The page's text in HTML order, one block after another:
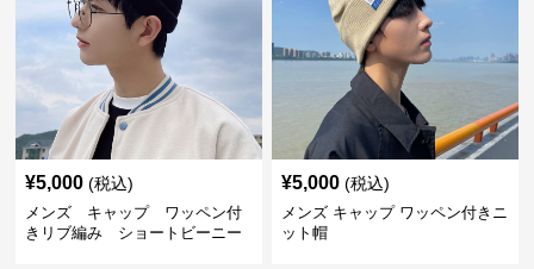
¥5,000 (税込)
メンズ キャップ ワッペン付
きリブ編み ショートビーニー
¥5,000 (税込)
メンズ キャップ ワッペン付きニ
ット帽